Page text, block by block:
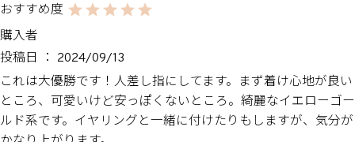
購入者
投稿日
2024/09/13
これは大優勝です！人差し指にしてます。まず着け心地が良い
ところ、可愛いけど安っぽくないところ。綺麗なイエローゴー
ルド系です。イヤリングと一緒に付けたりもしますが、気分が